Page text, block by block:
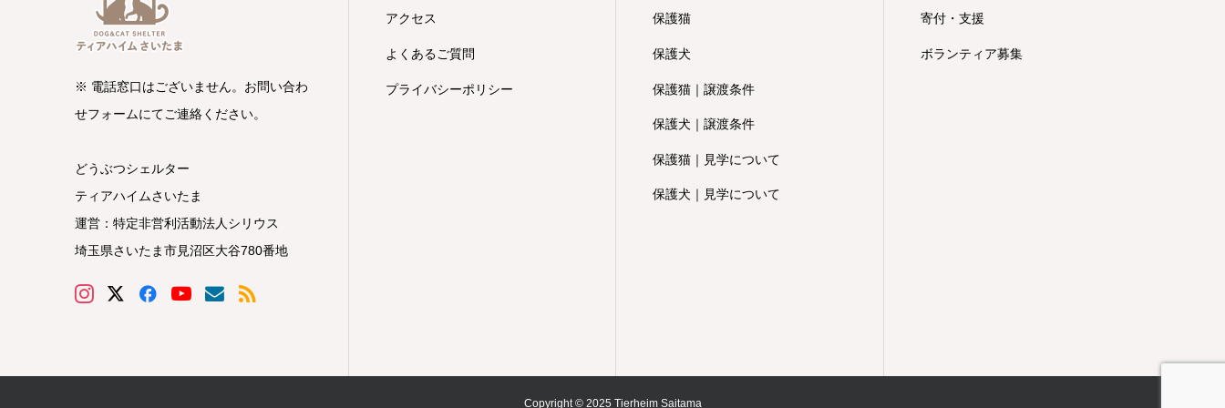
※ 電話窓口はございません。お問い合わ
せフォームにてご連絡ください。
どうぶつシェルター
ティアハイムさいたま
運営：特定非営利活動法人シリウス
埼玉県さいたま市見沼区大谷780番地
アクセス
よくあるご質問
プライバシーポリシー
保護猫
保護犬
保護猫｜譲渡条件
保護犬｜譲渡条件
保護猫｜見学について
保護犬｜見学について
寄付・支援
ボランティア募集
Copyright © 2025 Tierheim Saitama